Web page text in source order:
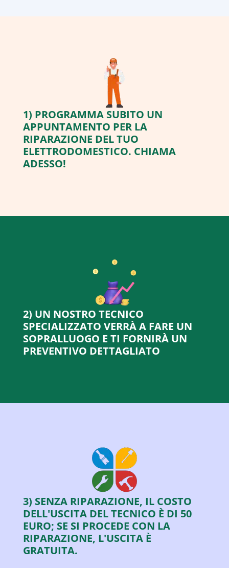
1) PROGRAMMA SUBITO UN
APPUNTAMENTO PER LA
RIPARAZIONE DEL TUO
ELETTRODOMESTICO. CHIAMA
ADESSO!
2) UN NOSTRO TECNICO
SPECIALIZZATO VERRÀ A FARE UN
SOPRALLUOGO E TI FORNIRÀ UN
PREVENTIVO DETTAGLIATO
3) SENZA RIPARAZIONE, IL COSTO
DELL'USCITA DEL TECNICO È DI 50
EURO; SE SI PROCEDE CON LA
RIPARAZIONE, L'USCITA È
GRATUITA.